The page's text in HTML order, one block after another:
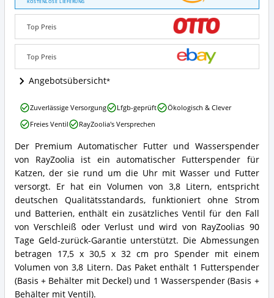
Automatischer
Futter
und
Wasserspender
Angebote:
Wo
ist
dieser
für
Katzen
erhältlich?
KOSTENLOSE LIEFERUNG
Top Preis
Top Preis
Angebotsübersicht
RayZoolia
Premium
Automatischer
Futter
und
Wasserspender
Zusammenfassung:
Was
bietet
dieser
Futterautomat
für
Katzen?
Der Premium Automatischer Futter und Wasserspender
von RayZoolia ist ein automatischer Futterspender für
Katzen, der sie rund um die Uhr mit Wasser und Futter
versorgt. Er hat ein Volumen von 3,8 Litern, entspricht
deutschen Qualitätsstandards, funktioniert ohne Strom
und Batterien, enthält ein zusätzliches Ventil für den Fall
von Verschleiß oder Verlust und wird von RayZoolias 90
Tage Geld-zurück-Garantie unterstützt. Die Abmessungen
betragen 17,5 x 30,5 x 32 cm pro Spender mit einem
Volumen von 3,8 Litern. Das Paket enthält 1 Futterspender
(Basis + Behälter mit Deckel) und 1 Wasserspender (Basis +
Behälter mit Ventil).
RayZoolia
Premium
Automatischer
und
Wasserspender
Vorteile:
Was
spricht
für
diesen
Futterautomat
für
Katzen?
Zuverlässige Versorgung Lfgb-geprüft
Ökologisch & Clever
Freies Ventil
RayZoolia's Versprechen